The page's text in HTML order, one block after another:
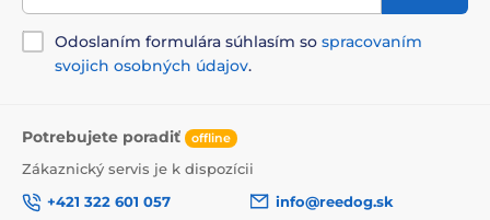
Odoslaním formulára súhlasím so spracovaním
svojich osobných údajov.
Potrebujete poradiť offline
Zákaznický servis je k dispozícii
+421 322 601 057
info@reedog.sk